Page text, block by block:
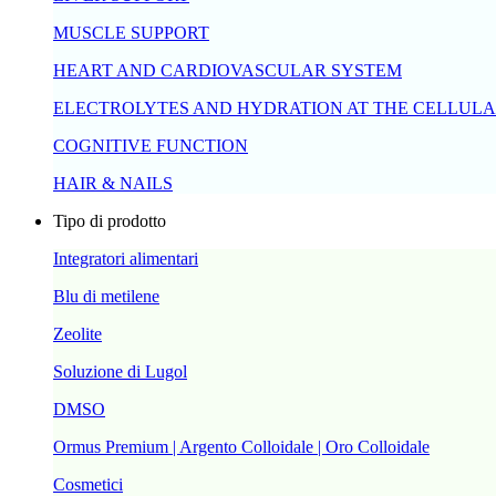
MUSCLE SUPPORT
HEART AND CARDIOVASCULAR SYSTEM
ELECTROLYTES AND HYDRATION AT THE
COGNITIVE FUNCTION
HAIR & NAILS
Tipo di prodotto
Integratori alimentari
Blu di metilene
Zeolite
Soluzione di Lugol
DMSO
Ormus Premium | Argento Colloidale | Oro Colloidale
Cosmetici